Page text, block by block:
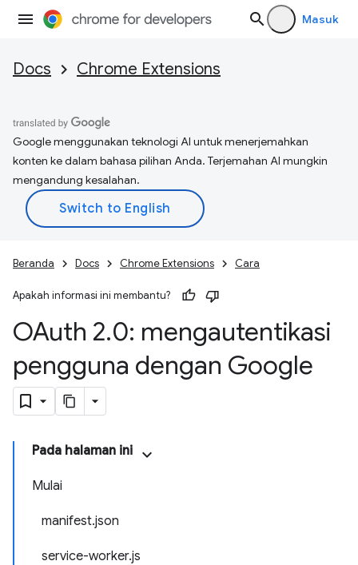
Masuk
Docs Chrome Extensions
Google menggunakan teknologi AI untuk menerjemahkan
konten ke dalam bahasa pilihan Anda. Terjemahan AI mungkin
mengandung kesalahan.
Beranda Docs Chrome Extensions Cara
Apakah informasi ini membantu?
OAuth 2.0: mengautentikasi
pengguna dengan Google
Pada halaman ini
Mulai
manifest.json
service-worker.js